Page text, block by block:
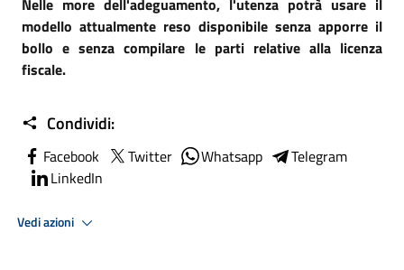
Nelle more dell'adeguamento, l'utenza potrà usare il
modello attualmente reso disponibile senza apporre il
bollo e senza compilare le parti relative alla licenza
fiscale.
Condividi:
Facebook Twitter Whatsapp
Telegram
LinkedIn
Vedi azioni